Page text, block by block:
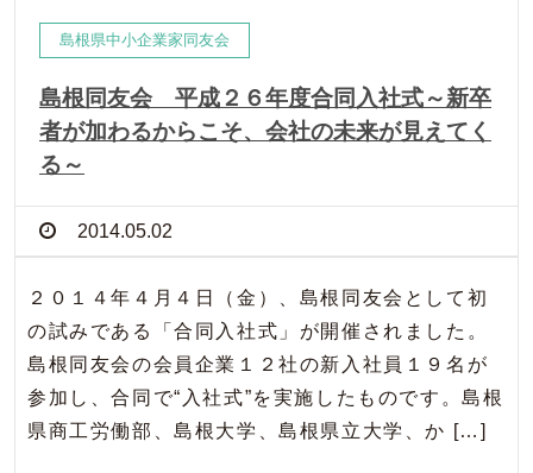
島根県中小企業家同友会
島根同友会 平成２６年度合同入社式～新卒
者が加わるからこそ、会社の未来が見えてく
る～
2014.05.02
２０１４年４月４日（金）、島根同友会として初
の試みである「合同入社式」が開催されました。
島根同友会の会員企業１２社の新入社員１９名が
参加し、合同で“入社式”を実施したものです。島根
県商工労働部、島根大学、島根県立大学、か […]